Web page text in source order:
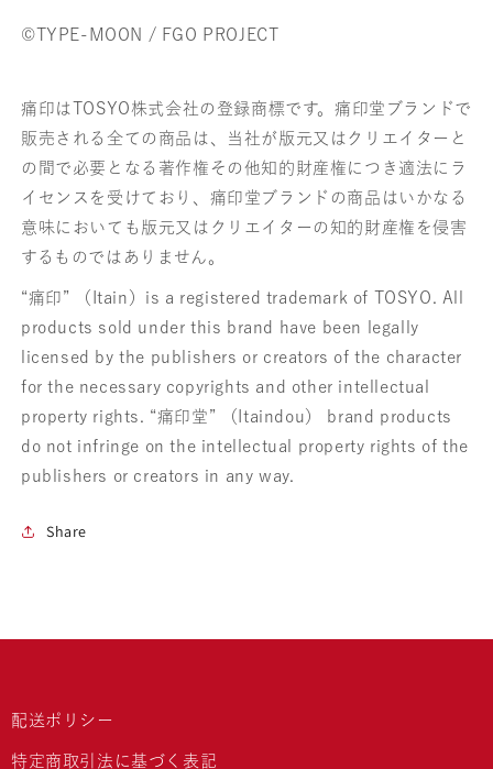
©TYPE-MOON / FGO PROJECT
痛印はTOSYO株式会社の登録商標です。痛印堂ブランドで
販売される全ての商品は、当社が版元又はクリエイターと
の間で必要となる著作権その他知的財産権につき適法にラ
イセンスを受けており、痛印堂ブランドの商品はいかなる
意味においても版元又はクリエイターの知的財産権を侵害
するものではありません。
“痛印” （Itain）is a registered trademark of TOSYO. All
products sold under this brand have been legally
licensed by the publishers or creators of the character
for the necessary copyrights and other intellectual
property rights. “痛印堂” （Itaindou） brand products
do not infringe on the intellectual property rights of the
publishers or creators in any way.
Share
配送ポリシー
特定商取引法に基づく表記